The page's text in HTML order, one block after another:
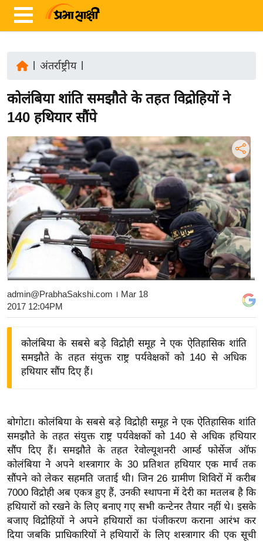
ज़ा
ख
र
रा
ष्ट्री
य
त
र्रा
ष्ट्री
य
बि
ज़
द्यो
ग
त
वि
शे
ष
ज्ञ
रा
य
अंतर्राष्ट्रीय|
कोलंबिया शांति समझौते के तहत विद्रोहियों ने
140 हथियार सौंपे
admin@PrabhaSakshi.com । Mar 18
2017 12:04PM
कोलंबिया के सबसे बड़े विद्रोही समूह ने एक ऐतिहासिक शांति
समझौते के तहत संयुक्त राष्ट्र पर्यवेक्षकों को 140 से अधिक
हथियार सौंप दिए हैं।
बोगोटा। कोलंबिया के सबसे बड़े विद्रोही समूह ने एक ऐतिहासिक शांति
समझौते के तहत संयुक्त राष्ट्र पर्यवेक्षकों को 140 से अधिक हथियार
सौंप दिए हैं। समझौते के तहत रेवोल्यूशनरी आर्म्ड फोर्सेज ऑफ
कोलंबिया ने अपने शस्त्रागार के 30 प्रतिशत हथियार एक मार्च तक
सौंपने को लेकर सहमति जताई थी। जिन 26 ग्रामीण शिविरों में करीब
7000 विद्रोही अब एकत्र हुए हैं, उनकी स्थापना में देरी का मतलब है कि
हथियारों को रखने के लिए बनाए गए सभी कन्टेनर तैयार नहीं थे। इसके
बजाए विद्रोहियों ने अपने हथियारों का पंजीकरण कराना आरंभ कर
दिया जबकि प्राधिकारियों ने हथियारों के लिए शस्त्रागार की एक सूची